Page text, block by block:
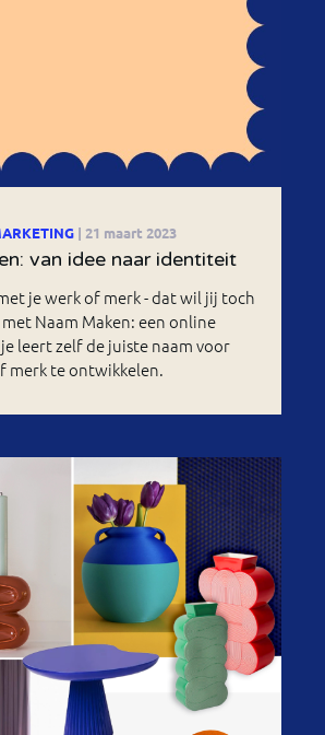
| 21 maart 2023
van idee naar identiteit
je werk of merk - dat wil jij toch
Naam Maken: een online
leert zelf de juiste naam voor
merk te ontwikkelen.